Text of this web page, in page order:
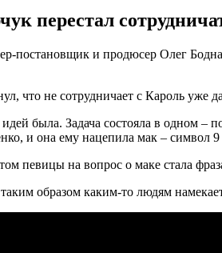
перестал
постановщик и продюсер Олег
что не сотрудничает с Кароль
была. Задача состояла в одном –
и она ему нацепила мак – символ
певицы на вопрос о маке стала
образом каким-то людям